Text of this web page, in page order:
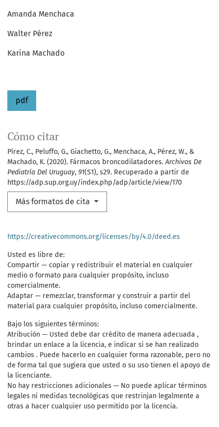
Amanda Menchaca
Walter Pérez
Karina Machado
pdf
Cómo citar
Pírez, C., Peluffo, G., Giachetto, G., Menchaca, A., Pérez, W., &
Machado, K. (2020). Fármacos broncodilatadores.Archivos De
Pediatría Del Uruguay, 91(S1), s29. Recuperado a partir de
https://adp.sup.org.uy/index.php/adp/article/view/170
Más formatos de cita
https://creativecommons.org/licenses/by/4.0/deed.es
Usted es libre de:
Compartir — copiar y redistribuir el material en cualquier
medio o formato para cualquier propósito, incluso
comercialmente.
Adaptar — remezclar, transformar y construir a partir del
material para cualquier propósito, incluso comercialmente.
Bajo los siguientes términos:
Atribución — Usted debe dar crédito de manera adecuada ,
brindar un enlace a la licencia, e indicar si se han realizado
cambios . Puede hacerlo en cualquier forma razonable, pero no
de forma tal que sugiera que usted o su uso tienen el apoyo de
la licenciante.
No hay restricciones adicionales — No puede aplicar términos
legales ni medidas tecnológicas que restrinjan legalmente a
otras a hacer cualquier uso permitido por la licencia.